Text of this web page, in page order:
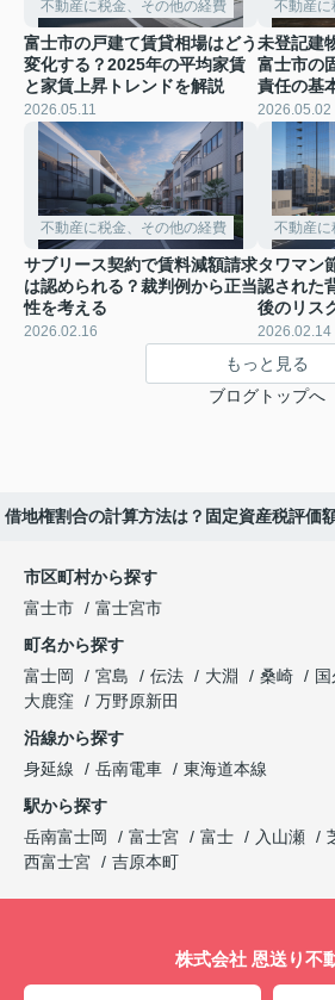
不動産に税金、その他の経費
富士市の戸建て賃貸相場はどう
変化する？2025年の平均家賃
と家賃上昇トレンドを解説
2026.05.11
不動産に
未登記建
富士市の
責任の基
2026.05.02
不動産に税金、その他の経費
サブリース契約で賃料減額請求
は認められる？裁判例から正当
性を考える
2026.02.16
不動産に
タワマン
認された
後のリス
2026.02.14
もっと見る
ブログトップへ
借地権割合の計算方法は？固定資産税評価
市区町村から探す
富士市
富士宮市
町名から探す
富士岡
宮島 伝法 大淵 桑崎
大鹿窪
万野原新田
沿線から探す
身延線
岳南電車
東海道本線
駅から探す
岳南富士岡
富士宮 富士 入山瀬
西富士宮
吉原本町
株式会社 恩送り不